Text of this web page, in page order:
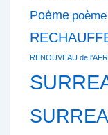
Poème
RENOUVEAU de